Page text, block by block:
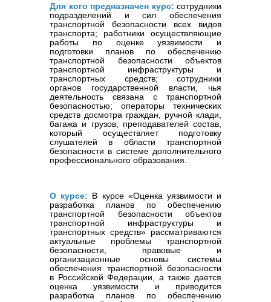
Для кого предназначен курс: сотрудники
подразделений и сил обеспечения
транспортной безопасности всех видов
транспорта; работники осуществляющие
работы по оценке уязвимости и
подготовки планов по обеспечению
транспортной безопасности объектов
транспортной инфраструктуры и
транспортных средств; сотрудники
органов государственной власти, чья
деятельность связана с транспортной
безопасностью; операторы технических
средств досмотра граждан, ручной клади,
багажа и грузов; преподавателей состав,
который осуществляет подготовку
слушателей в области транспортной
безопасности в системе дополнительного
профессионального образования.
О курсе: В курсе«Оценка уязвимости и
разработка планов по обеспечению
транспортной безопасности объектов
транспортной инфраструктуры и
транспортных средств» рассматриваются
актуальные проблемы транспортной
безопасности, правовые и
организационные основы системы
обеспечения транспортной безопасности
в Российской Федерации, а также дается
оценка уязвимости и приводится
разработка планов по обеспечению